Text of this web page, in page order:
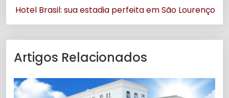
Hotel Brasil: sua estadia perfeita em São Lourenço
Artigos Relacionados